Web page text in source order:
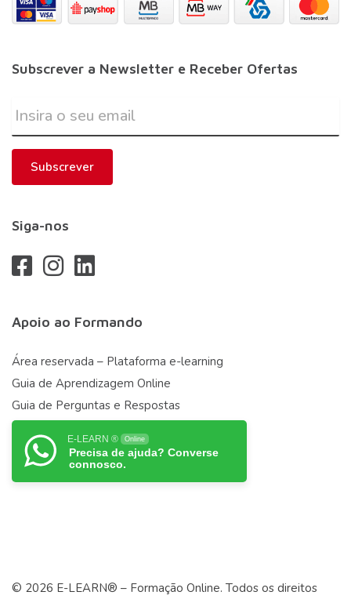
Subscrever a Newsletter e Receber Ofertas
Subscrever
Siga-nos
Apoio ao Formando
Área reservada – Plataforma e-learning
Guia de Aprendizagem Online
Guia de Perguntas e Respostas
E-LEARN ® Online
Precisa de ajuda? Converse
connosco.
© 2026 E-LEARN® – Formação Online. Todos os direitos